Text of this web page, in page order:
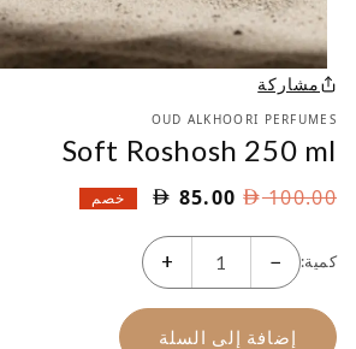
مشاركة
OUD ALKHOORI PERFUMES
Soft Roshosh 250 ml
100.00
السعر
هو:
AED
100.00.
85.00
السعر
هو:
AED
85.00.
خصم
كمية: −
+
إضافة إلى السلة